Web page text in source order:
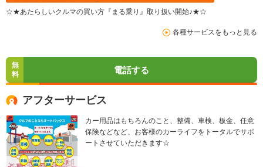
☆★あたらしいクルマの買い方『まる乗り』取り扱い開始♪★☆
各種サービスをもっと見る
無
料
電話する
アフターサービス
カー用品はもちろんのこと、整備、車検、板金、任意
保険などなど、お客様のカーライフをトータルでサポ
ートさせていただきます☆